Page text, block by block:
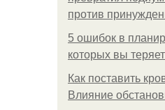
против
5 ошибок в
которых вы
Как поставить
Влияние